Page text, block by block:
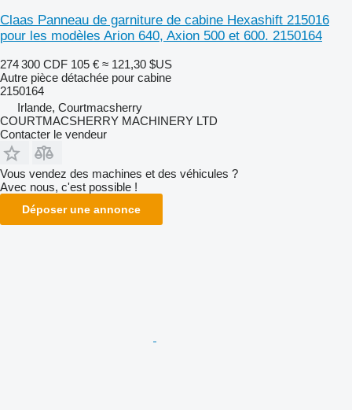
Claas Panneau de garniture de cabine Hexashift 215016
pour les modèles Arion 640, Axion 500 et 600. 2150164
274 300 CDF 105 € ≈ 121,30 $US
Autre pièce détachée pour cabine
2150164
Irlande, Courtmacsherry
COURTMACSHERRY MACHINERY LTD
Contacter le vendeur
Vous vendez des machines et des véhicules ?
Avec nous, c'est possible !
Déposer une annonce